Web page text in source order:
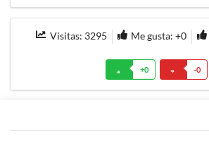
Visitas: 3295 Me gusta: +0
+0 -0